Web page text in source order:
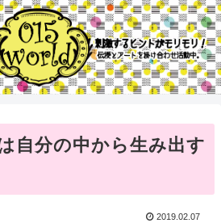
自分の中から生み出す
2019.02.07